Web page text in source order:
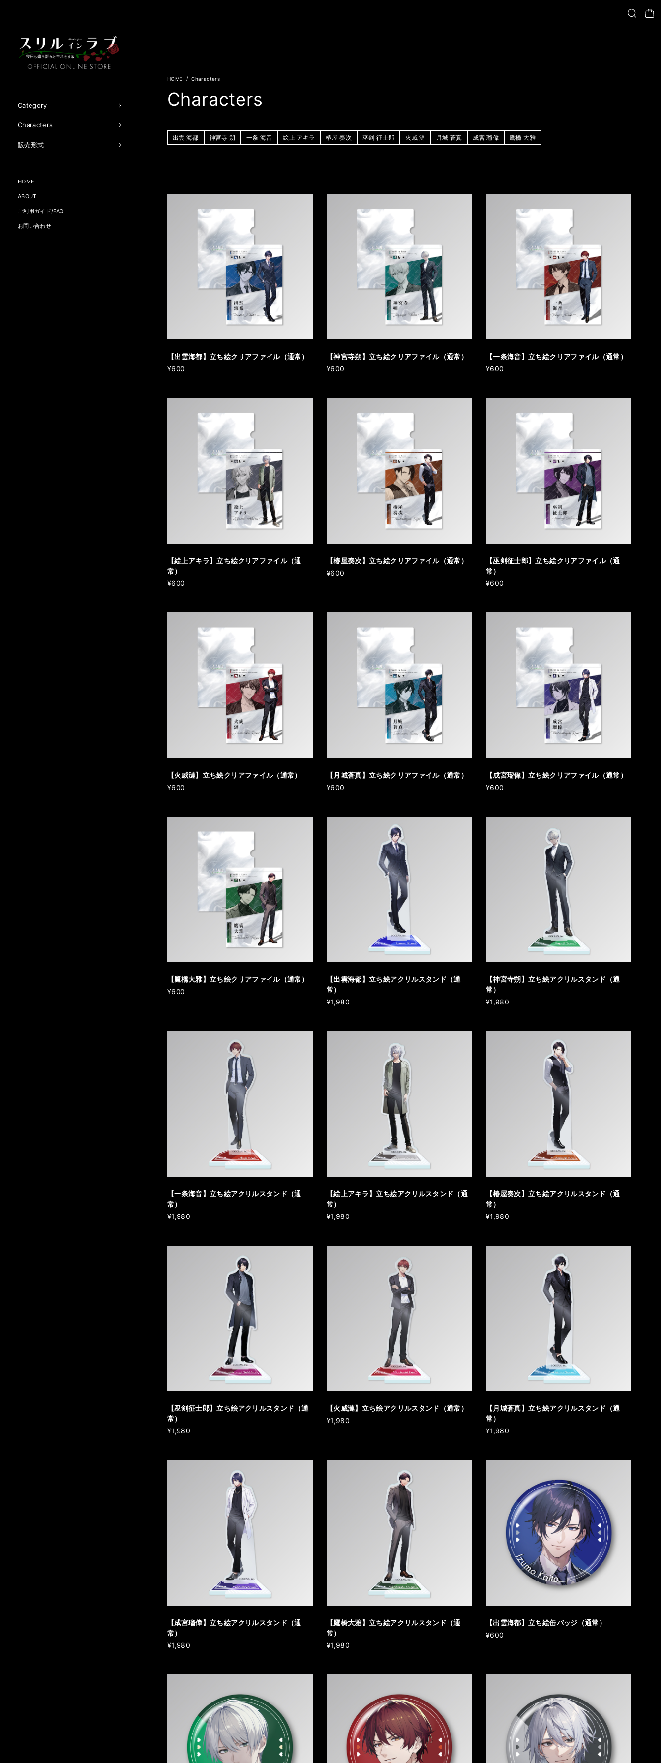
Category
Characters
販売形式
HOME
ABOUT
ご利用ガイド/FAQ
お問い合わせ
Characters
Characters
出雲 海都 神宮寺 朔 一条 海音 絵上 アキラ 椿屋 奏次 巫剣 征士郎 火威 漣 月城 蒼真 成宮 瑠偉 鷹橋 大雅
【出雲海都】立ち絵クリアファイル（通常）
¥600
【神宮寺朔】立ち絵クリアファイル（通常）
¥600
【一条海音】立ち絵クリアファイル（通常）
¥600
【絵上アキラ】立ち絵クリアファイル（通
常）
¥600
【椿屋奏次】立ち絵クリアファイル（通常）
¥600
【巫剣征士郎】立ち絵クリアファイル（通
常）
¥600
【火威漣】立ち絵クリアファイル（通常）
¥600
【月城蒼真】立ち絵クリアファイル（通常）
¥600
【成宮瑠偉】立ち絵クリアファイル（通常）
¥600
【鷹橋大雅】立ち絵クリアファイル（通常）
¥600
【出雲海都】立ち絵アクリルスタンド（通
常）
¥1,980
【神宮寺朔】立ち絵アクリルスタンド（通
常）
¥1,980
【一条海音】立ち絵アクリルスタンド（通
常）
¥1,980
【絵上アキラ】立ち絵アクリルスタンド（通
常）
¥1,980
【椿屋奏次】立ち絵アクリルスタンド（通
常）
¥1,980
【巫剣征士郎】立ち絵アクリルスタンド（通
常）
¥1,980
【火威漣】立ち絵アクリルスタンド（通常）
¥1,980
【月城蒼真】立ち絵アクリルスタンド（通
常）
¥1,980
【成宮瑠偉】立ち絵アクリルスタンド（通
常）
¥1,980
【鷹橋大雅】立ち絵アクリルスタンド（通
常）
¥1,980
【出雲海都】立ち絵缶バッジ（通常）
¥600